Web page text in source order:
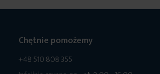
Chętnie pomożemy
+48 510 808 355